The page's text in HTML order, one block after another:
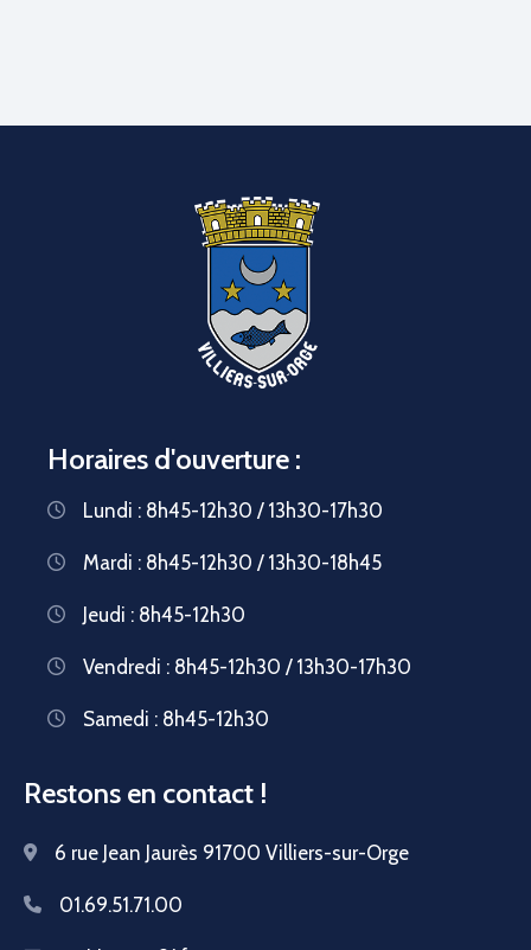
Horaires d'ouverture :
Lundi : 8h45-12h30 / 13h30-17h30
Mardi : 8h45-12h30 / 13h30-18h45
Jeudi : 8h45-12h30
Vendredi : 8h45-12h30 / 13h30-17h30
Samedi : 8h45-12h30
Restons en contact !
6 rue Jean Jaurès 91700 Villiers-sur-Orge
01.69.51.71.00